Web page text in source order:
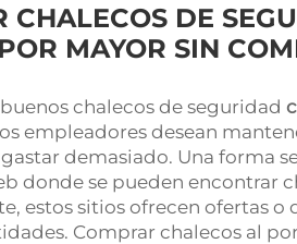
CHALECOS DE
MAYOR SIN
chalecos de seguridad
empleadores desean
demasiado. Una forma
donde se pueden encontrar
estos sitios ofrecen ofertas o
Comprar chalecos al